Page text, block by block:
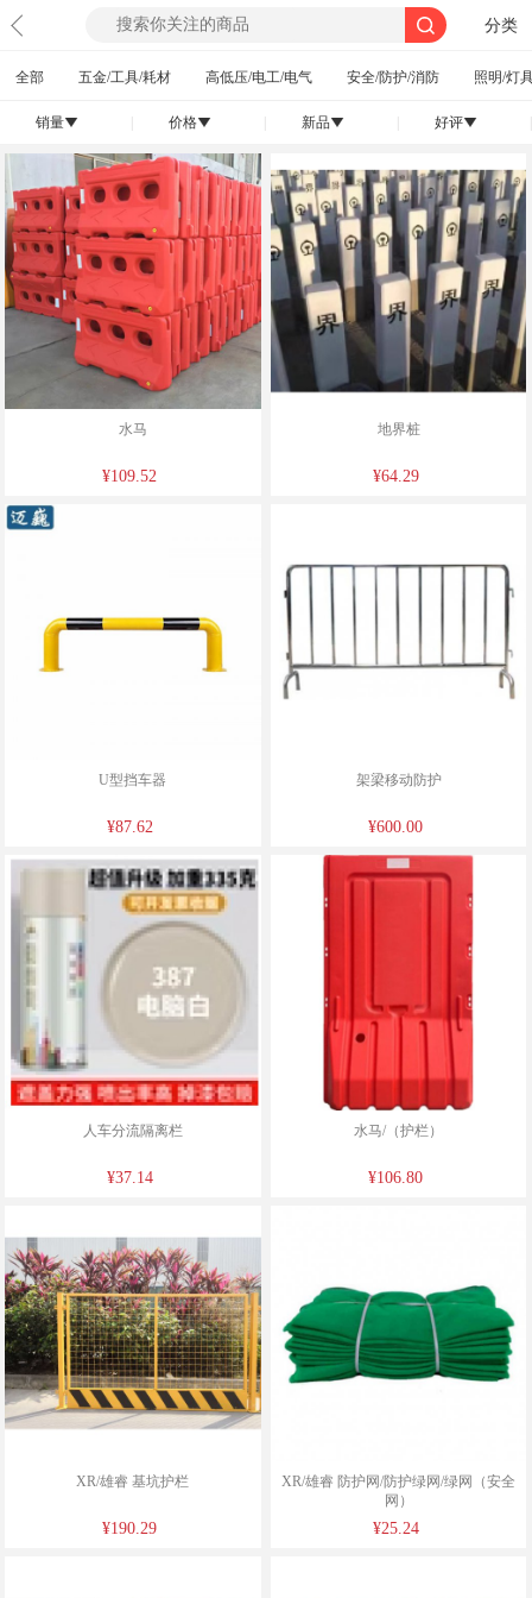
分类
全部 五金/工具/耗材 高低压/电工/电气 安全/防护/消防 照明/灯
销量󰄢 价格󰄢 新品󰄢 好评󰄢
水马
¥109.52
地界桩
¥64.29
U型挡车器
¥87.62
架梁移动防护
¥600.00
人车分流隔离栏
¥37.14
水马/（护栏）
¥106.80
XR/雄睿 基坑护栏
¥190.29
XR/雄睿 防护网/防护绿网/绿网（安全
网）
¥25.24